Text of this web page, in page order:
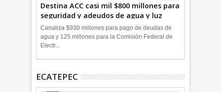
Destina ACC casi mil $800 millones para
seguridad y adeudos de agua y luz
+Video
Canaliza $930 millones para pago de deudas de
agua y 125 millones para la Comisión Federal de
Electr...
ECATEPEC